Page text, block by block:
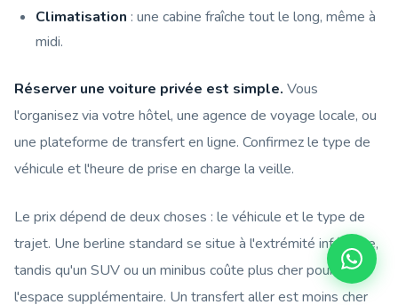
Climatisation : une cabine fraîche tout le long, même à
midi.
Réserver une voiture privée est simple. Vous
l'organisez via votre hôtel, une agence de voyage locale, ou
une plateforme de transfert en ligne. Confirmez le type de
véhicule et l'heure de prise en charge la veille.
Le prix dépend de deux choses : le véhicule et le type de
trajet. Une berline standard se situe à l'extrémité inférieure,
tandis qu'un SUV ou un minibus coûte plus cher pour
l'espace supplémentaire. Un transfert aller est moins cher